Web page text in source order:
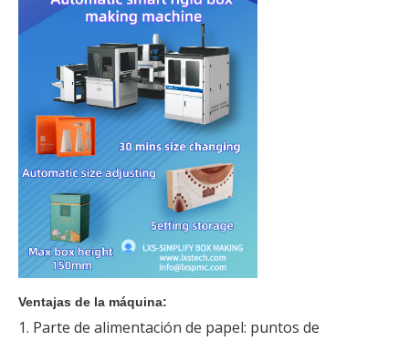
Ventajas de la máquina:
1. Parte de alimentación de papel: puntos de